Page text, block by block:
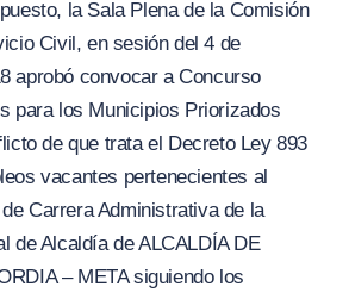
la Sala Plena de la Comisión
Civil, en sesión del 4 de
aprobó convocar a Concurso
para los Municipios Priorizados
de que trata el Decreto Ley 893
vacantes pertenecientes al
Carrera Administrativa de la
de Alcaldía de ALCALDÍA DE
– META siguiendo los